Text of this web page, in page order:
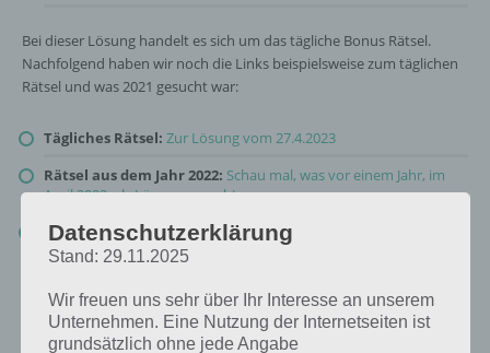
Bei dieser Lösung handelt es sich um das tägliche Bonus Rätsel.
Nachfolgend haben wir noch die Links beispielsweise zum täglichen
Rätsel und was 2021 gesucht war:
Tägliches Rätsel: Zur Lösung vom 27.4.2023
Rätsel aus dem Jahr 2022: Schau mal, was vor einem Jahr, im
April 2022, als Lösung gesucht war
Zur Übersicht :4 Bilder 1 Wort Lösungen zu Ach, wie Süß im April
2023!
Datenschutzerklärung
Stand: 29.11.2025
Wir freuen uns sehr über Ihr Interesse an unserem
Unternehmen. Eine Nutzung der Internetseiten ist
grundsätzlich ohne jede Angabe